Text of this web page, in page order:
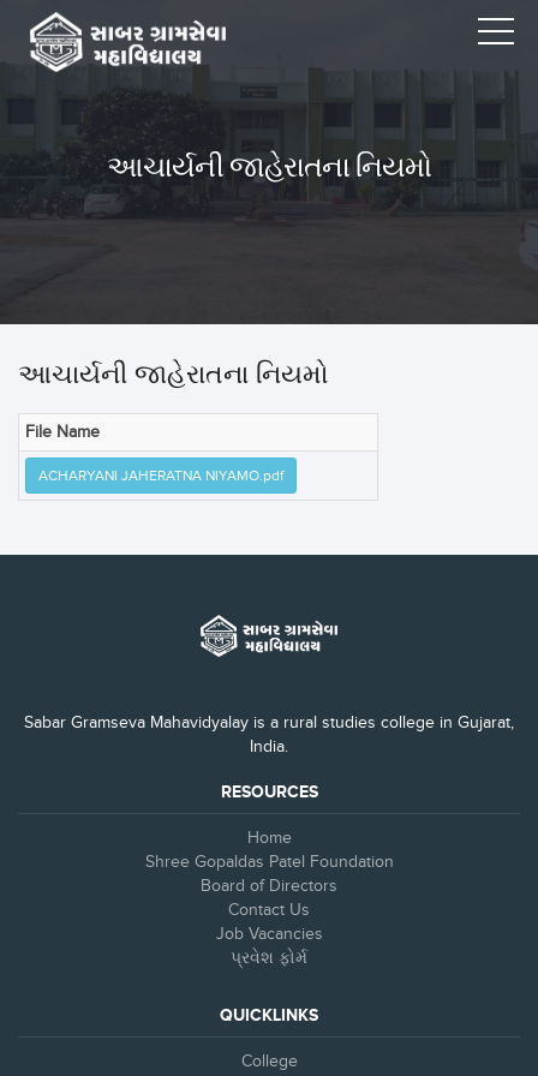
આચાર્યની જાહેરાતના નિયમો
આચાર્યની જાહેરાતના નિયમો
File Name
ACHARYANI JAHERATNA NIYAMO.pdf
Sabar Gramseva Mahavidyalay is a rural studies college in Gujarat,
India.
RESOURCES
Home
Shree Gopaldas Patel Foundation
Board of Directors
Contact Us
Job Vacancies
પ્રવેશ ફોર્મ
QUICKLINKS
College